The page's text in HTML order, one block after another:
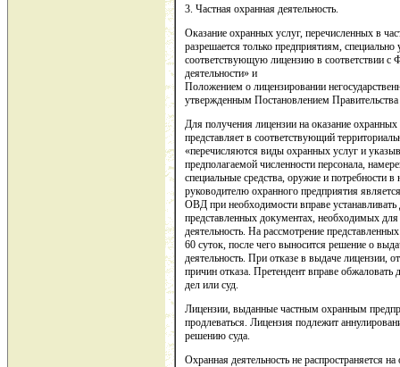
3. Частная охранная деятельность.
Оказание охранных услуг, перечисленных в
разрешается только предприятиям,
соответствующую лицензию в соответствии с
деятельности» и
Положением о лицензировании
утвержденным Постановлением
Для получения лицензии на оказание
представляет в соответствующий
«перечисляются виды охранных услуг и
предполагаемой численности персонала,
специальные средства, оружие и потребности
руководителю охранного предприятия
ОВД при необходимости вправе
представленных документах, необходимых
деятельность. На рассмотрение
60 суток, после чего выносится решение о
деятельность. При отказе в выдаче лицензии,
причин отказа. Претендент вправе
дел или суд.
Лицензии, выданные частным охранным
продлеваться. Лицензия подлежит
решению суда.
Охранная деятельность не распространяется